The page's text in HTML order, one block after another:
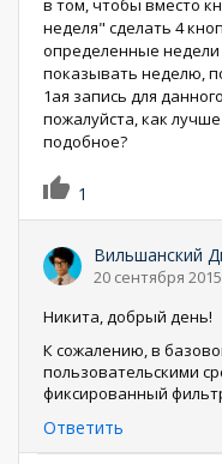
в том, чтобы вместо
неделя" сделать 4
определенные недели
показывать неделю,
1ая запись для
пожалуйста, как
подобное?
1
Вильшанский
20 сентября
Никита, добрый день!
К сожалению, в
пользовательскими
фиксированный
Ответить